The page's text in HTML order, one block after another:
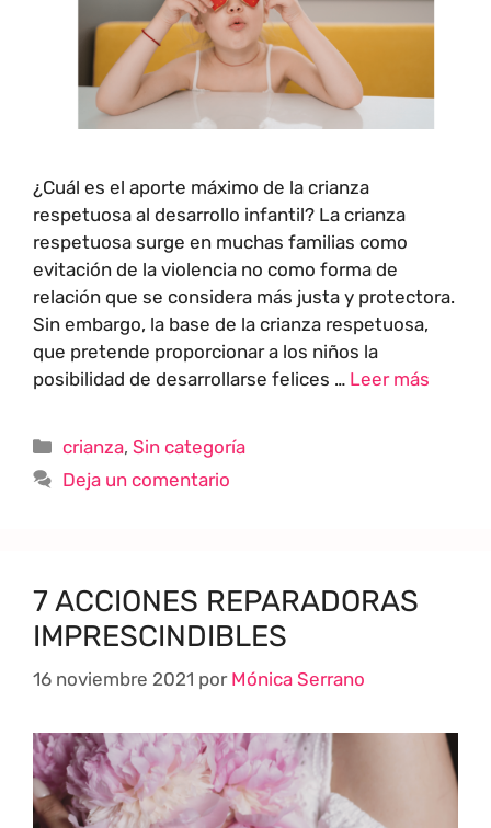
¿Cuál es el aporte máximo de la crianza
respetuosa al desarrollo infantil? La crianza
respetuosa surge en muchas familias como
evitación de la violencia no como forma de
relación que se considera más justa y protectora.
Sin embargo, la base de la crianza respetuosa,
que pretende proporcionar a los niños la
posibilidad de desarrollarse felices … Leer más
crianza,Sin categoría
Deja un comentario
7 ACCIONES REPARADORAS
IMPRESCINDIBLES
16 noviembre 2021 por Mónica Serrano